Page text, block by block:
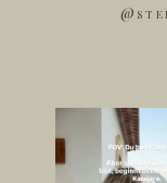
Ich bin jetzt
Jetzt
181